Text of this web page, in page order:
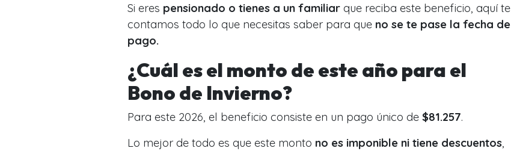
Si eres pensionado o tienes a un familiar que reciba este beneficio, aquí te
contamos todo lo que necesitas saber para que no se te pase la fecha de
pago.
¿Cuál es el monto de este año para el
Bono de Invierno?
Para este 2026, el beneficio consiste en un pago único de $81.257.
Lo mejor de todo es que este monto no es imponible ni tiene descuentos